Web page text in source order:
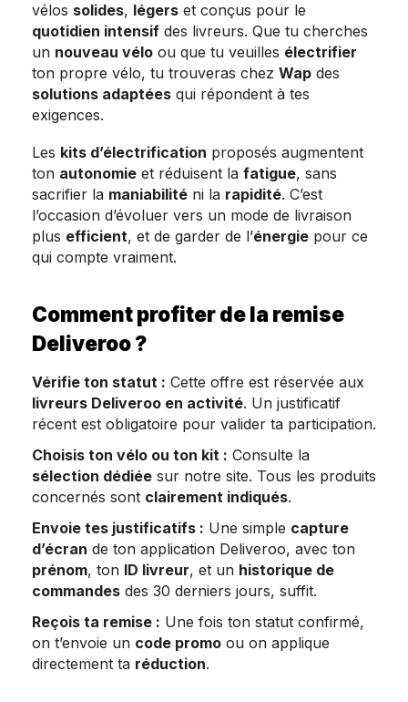
vélos solides, légers et conçus pour le
quotidien intensif des livreurs. Que tu cherches
un nouveau vélo ou que tu veuilles électrifier
ton propre vélo, tu trouveras chez Wap des
solutions adaptées qui répondent à tes
exigences.
Les kits d’électrification proposés augmentent
ton autonomie et réduisent la fatigue, sans
sacrifier la maniabilité ni la rapidité. C’est
l’occasion d’évoluer vers un mode de livraison
plus efficient, et de garder de l’énergie pour ce
qui compte vraiment.
Comment profiter de la remise
Deliveroo ?
Vérifie ton statut : Cette offre est réservée aux
livreurs Deliveroo en activité. Un justificatif
récent est obligatoire pour valider ta participation.
Choisis ton vélo ou ton kit : Consulte la
sélection dédiée sur notre site. Tous les produits
concernés sont clairement indiqués.
Envoie tes justificatifs : Une simple capture
d’écran de ton application Deliveroo, avec ton
prénom, ton ID livreur, et un historique de
commandes des 30 derniers jours, suffit.
Reçois ta remise : Une fois ton statut confirmé,
on t’envoie un code promo ou on applique
directement ta réduction.